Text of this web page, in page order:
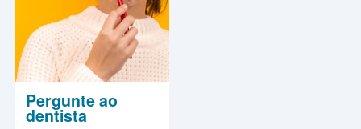
Pergunte ao
dentista